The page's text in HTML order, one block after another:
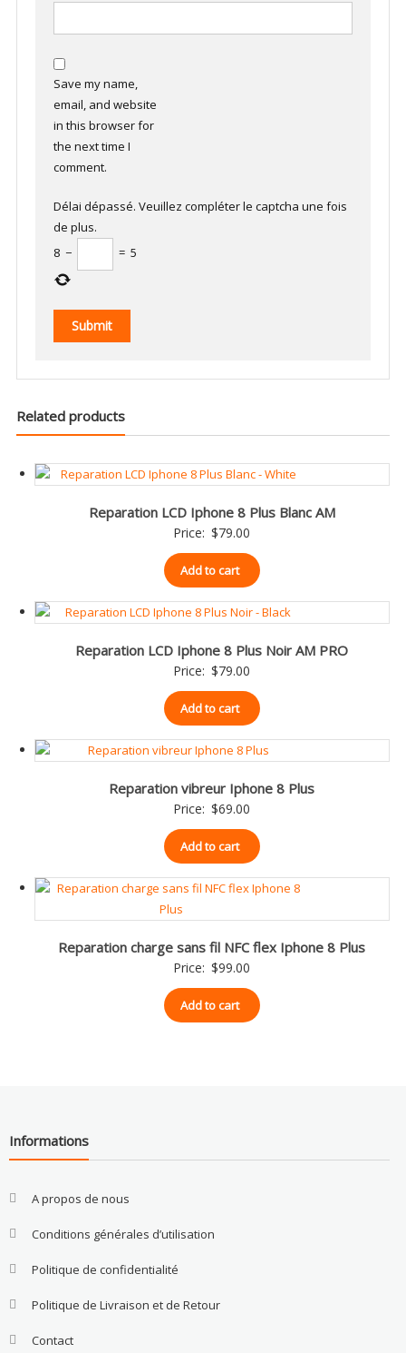
Save my name,
email, and website
in this browser for
the next time I
comment.
Délai dépassé. Veuillez compléter le captcha une fois
de plus.
8 − = 5
Related products
Reparation LCD Iphone 8 Plus Blanc AM
Price: $79.00
Add to cart
Reparation LCD Iphone 8 Plus Noir AM PRO
Price: $79.00
Add to cart
Reparation vibreur Iphone 8 Plus
Price: $69.00
Add to cart
Reparation charge sans fil NFC flex Iphone 8 Plus
Price: $99.00
Add to cart
Informations
A propos de nous
Conditions générales d’utilisation
Politique de confidentialité
Politique de Livraison et de Retour
Contact